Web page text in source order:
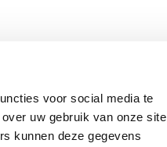
voor social media te
uw gebruik van onze site
kunnen deze gegevens